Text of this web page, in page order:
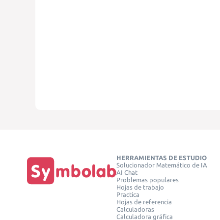
HERRAMIENTAS DE ESTUDIO
Solucionador Matemático de IA
AI Chat
Problemas populares
Hojas de trabajo
Practica
Hojas de referencia
Calculadoras
Calculadora gráfica